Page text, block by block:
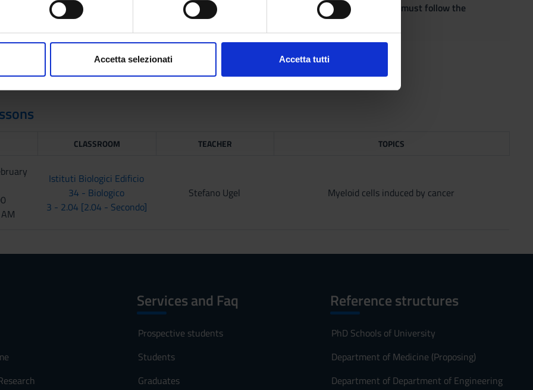
in qualsiasi momento dalla Dichiarazione sui cookie.
dei loro servizi.
Accetta selezionati Accetta tutti
or specific learning disorders (SLD), who intend to request the adaptation of the exam, must follow the
CLASSROOM TEACHER TOPICS
Istituti Biologici Edificio
34 - Biologico
3 - 2.04 [2.04 - Secondo]
Stefano Ugel Myeloid cells induced by cancer
Services and Faq
Prospective students
Students
Graduates
Reference structures
PhD Schools of University
Department of Medicine (Proposing)
Department of Department of Engineering